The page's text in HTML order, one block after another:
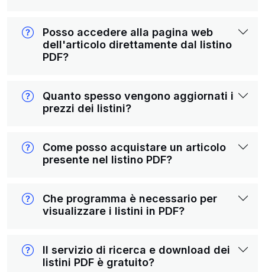
Posso accedere alla pagina web
dell'articolo direttamente dal listino
PDF?
Quanto spesso vengono aggiornati i
prezzi dei listini?
Come posso acquistare un articolo
presente nel listino PDF?
Che programma è necessario per
visualizzare i listini in PDF?
Il servizio di ricerca e download dei
listini PDF è gratuito?